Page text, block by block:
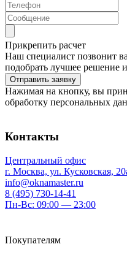
Прикрепить расчет
Наш специалист позвонит
подобрать лучшее решение
Нажимая на кнопку, вы
обработку персональных
Контакты
Центральный офис
г. Москва, ул. Кусковская,
info@oknamaster.ru
8 (495) 730-14-41
Пн-Вс: 09:00 — 23:00
Покупателям